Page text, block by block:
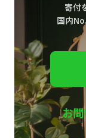
寄付
国内
お